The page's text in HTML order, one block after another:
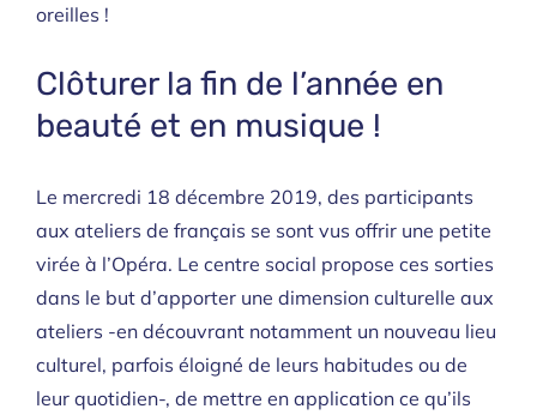
oreilles !
Clôturer la fin de l’année en
beauté et en musique !
Le mercredi 18 décembre 2019, des participants
aux ateliers de français se sont vus offrir une petite
virée à l’Opéra. Le centre social propose ces sorties
dans le but d’apporter une dimension culturelle aux
ateliers -en découvrant notamment un nouveau lieu
culturel, parfois éloigné de leurs habitudes ou de
leur quotidien-, de mettre en application ce qu’ils